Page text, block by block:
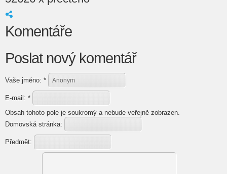
Komentáře
Poslat nový komentář
Vaše jméno: *
E-mail: *
Obsah tohoto pole je soukromý a nebude veřejně zobrazen.
Domovská stránka:
Předmět: